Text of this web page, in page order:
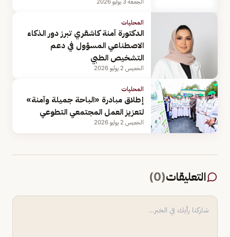
الجمعة 3 يوليو 2026
المحليات
الدكتورة آمنة كاشقري تبرز دور الذكاء
الاصطناعي المسؤول في دعم
التشخيص الطبي
الخميس 2 يوليو 2026
المحليات
إطلاق مبادرة «الباحة جميلة وآمنة»
لتعزيز العمل المجتمعي التطوعي
الخميس 2 يوليو 2026
التعليقات(
0
)